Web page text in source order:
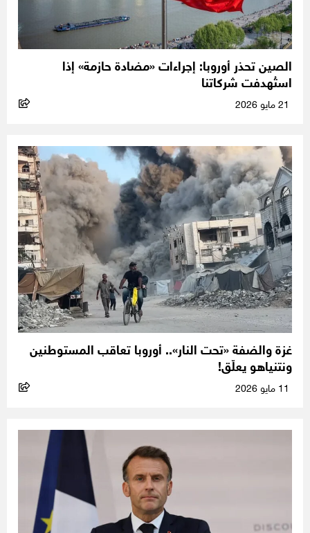
الصين تحذر أوروبا: إجراءات «مضادة حازمة» إذا
استُهدفت شركاتنا
غزة والضفة «تحت النار».. أوروبا تعاقب المستوطنين
ونتنياهو يعلّق!